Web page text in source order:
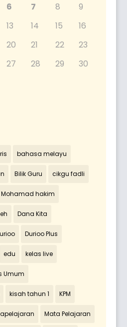
6 7 8
9
13 14 15
16
20 21 22
23
27 28 29
30
bahasa melayu
Bilik Guru cikgu fadli
Mohamad hakim
Dana Kita
Durioo Plus
edu kelas live
Umum
kisah tahun 1 KPM
Mata Pelajaran